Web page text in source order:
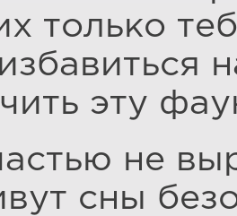
только
эту
не
сны